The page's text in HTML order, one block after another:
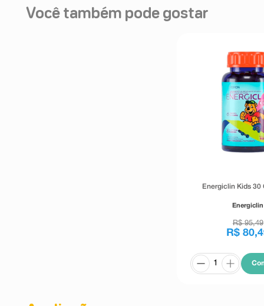
Você também pode gostar
Energiclin Kids 30
Energiclin
R$ 95,49
R$ 80,